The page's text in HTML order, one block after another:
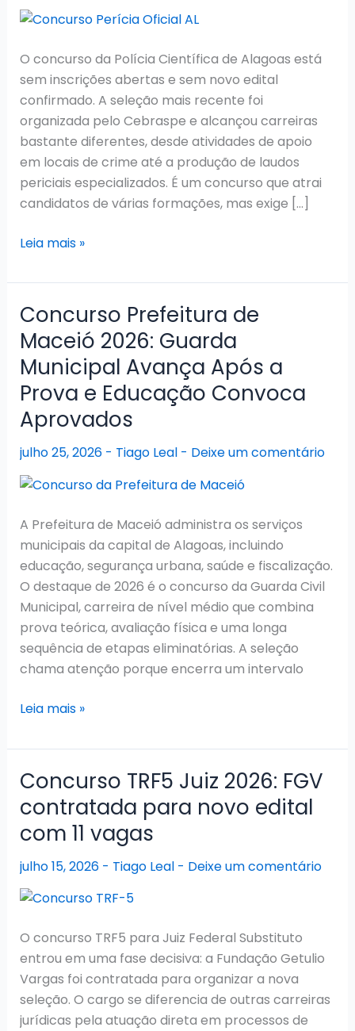
O concurso da Polícia Científica de Alagoas está
sem inscrições abertas e sem novo edital
confirmado. A seleção mais recente foi
organizada pelo Cebraspe e alcançou carreiras
bastante diferentes, desde atividades de apoio
em locais de crime até a produção de laudos
periciais especializados. É um concurso que atrai
candidatos de várias formações, mas exige […]
Concurso
Científica
AL
2026:
Novas
nomeações
publicadas
Leia mais »
Concurso Prefeitura de
Maceió 2026: Guarda
Municipal Avança Após a
Prova e Educação Convoca
Aprovados
julho 25, 2026 - Tiago Leal - Deixe um comentário
A Prefeitura de Maceió administra os serviços
municipais da capital de Alagoas, incluindo
educação, segurança urbana, saúde e fiscalização.
O destaque de 2026 é o concurso da Guarda Civil
Municipal, carreira de nível médio que combina
prova teórica, avaliação física e uma longa
sequência de etapas eliminatórias. A seleção
chama atenção porque encerra um intervalo
Concurso
de
Maceió
2026:
Guarda
Municipal
Após
a
e
Educação
Convoca
Aprovados
Leia mais »
Concurso TRF5 Juiz 2026: FGV
contratada para novo edital
com 11 vagas
julho 15, 2026 - Tiago Leal - Deixe um comentário
O concurso TRF5 para Juiz Federal Substituto
entrou em uma fase decisiva: a Fundação Getulio
Vargas foi contratada para organizar a nova
seleção. O cargo se diferencia de outras carreiras
jurídicas pela atuação direta em processos de